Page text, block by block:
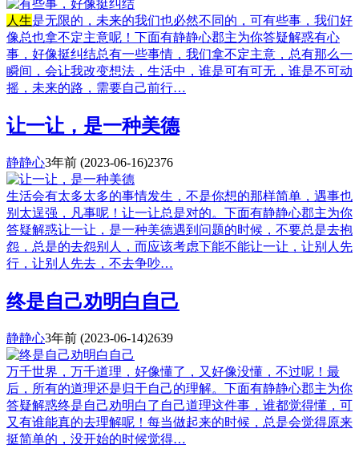
人生是无限的，未来的我们也必然不同的，可有些事，我们好
像总也拿不定主意呢！下面有静静心郡主为你答疑解惑有心
事，好像挺纠结总有一些事情，我们拿不定主意，总有那么一
瞬间，会让我改变想法，生活中，谁是可有可无，谁是不可动
摇，未来的路，需要自己前行…
让一让，是一种美德
静静心3年前 (2023-06-16)2376
生活会有太多太多的事情发生，不是你想的那样简单，遇事也
别太逞强，凡事呢！让一让总是对的。下面有静静心郡主为你
答疑解惑让一让，是一种美德遇到问题的时候，不要总是去抱
怨，总是的去怨别人，而应该考虑下能不能让一让，让别人先
行，让别人先去，不去争吵…
终是自己劝明白自己
静静心3年前 (2023-06-14)2639
万千世界，万千道理，好像懂了，又好像没懂，不过呢！最
后，所有的道理还是归于自己的理解。下面有静静心郡主为你
答疑解惑终是自己劝明白了自己道理这件事，谁都觉得懂，可
又有谁能真的去理解呢！每当做起来的时候，总是会觉得原来
挺简单的，没开始的时候觉得…